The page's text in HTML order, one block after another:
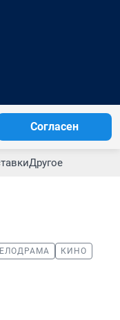
Согласен
Другое
КИНО